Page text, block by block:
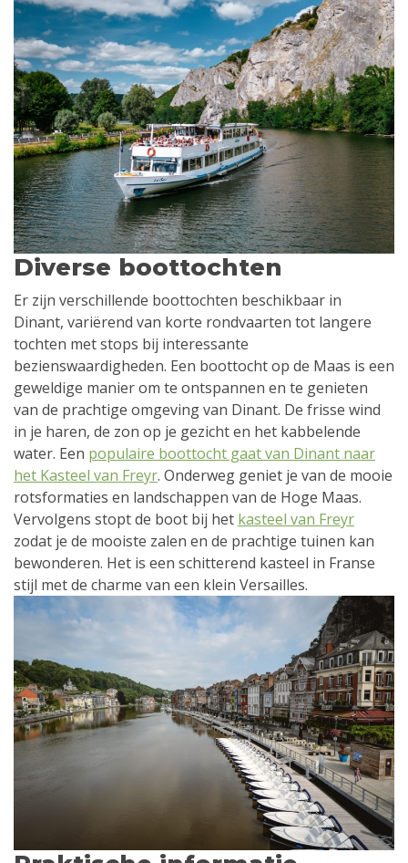
Diverse boottochten
Er zijn verschillende boottochten beschikbaar in
Dinant, variërend van korte rondvaarten tot langere
tochten met stops bij interessante
bezienswaardigheden. Een boottocht op de Maas is een
geweldige manier om te ontspannen en te genieten
van de prachtige omgeving van Dinant. De frisse wind
in je haren, de zon op je gezicht en het kabbelende
water. Een populaire boottocht gaat van Dinant naar
het Kasteel van Freyr. Onderweg geniet je van de mooie
rotsformaties en landschappen van de Hoge Maas.
Vervolgens stopt de boot bij het kasteel van Freyr
zodat je de mooiste zalen en de prachtige tuinen kan
bewonderen. Het is een schitterend kasteel in Franse
stijl met de charme van een klein Versailles.